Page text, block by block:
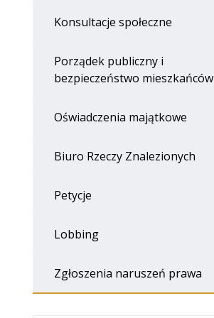
Konsultacje społeczne
Porządek publiczny i
bezpieczeństwo mieszkańców
Oświadczenia majątkowe
Biuro Rzeczy Znalezionych
Petycje
Lobbing
Zgłoszenia naruszeń prawa